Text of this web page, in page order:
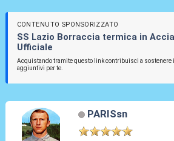
CONTENUTO SPONSORIZZATO
SS Lazio Borraccia termica in
Ufficiale
Acquistando tramite questo link contribuisci a sostenere
aggiuntivi per te.
PARISsn